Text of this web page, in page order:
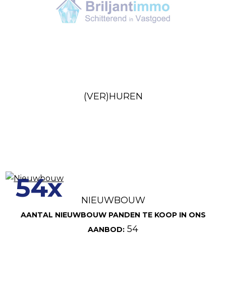
(VER)HUREN
54x NIEUWBOUW
AANTAL NIEUWBOUW PANDEN TE KOOP IN ONS
AANBOD: 54